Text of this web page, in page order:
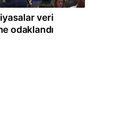
veri
odaklandı